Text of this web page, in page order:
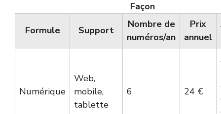
Façon
Formule Support
Nombre de
numéros/an
Prix
annuel
Numérique
Web,
mobile,
tablette
6 24 €